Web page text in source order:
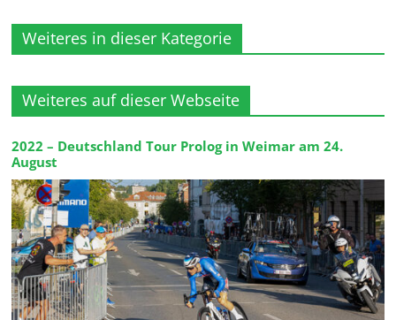
Weiteres in dieser Kategorie
Weiteres auf dieser Webseite
2022 – Deutschland Tour Prolog in Weimar am 24.
August